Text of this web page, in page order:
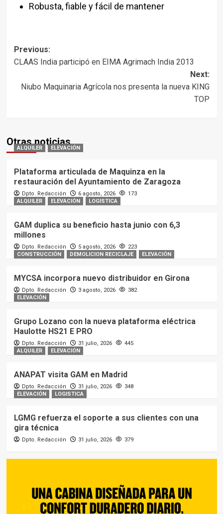
Robusta, fiable y fácil de mantener
Post
navigation
Previous:
CLAAS India participó en EIMA Agrimach India 2013
Next:
Niubo Maquinaria Agrícola nos presenta la nueva KING
TOP
Otras noticias
ALQUILER ELEVACIÓN
Plataforma articulada de Maquinza en la
restauración del Ayuntamiento de Zaragoza
Dpto. Redacción 6 agosto, 2026
173
ALQUILER
ELEVACIÓN LOGISTICA
GAM duplica su beneficio hasta junio con 6,3
millones
Dpto. Redacción 5 agosto, 2026
223
CONSTRUCCIÓN
DEMOLICION RECICLAJE ELEVACIÓN
MYCSA incorpora nuevo distribuidor en Girona
Dpto. Redacción 3 agosto, 2026
382
ELEVACIÓN
Grupo Lozano con la nueva plataforma eléctrica
Haulotte HS21 E PRO
Dpto. Redacción 31 julio, 2026
445
ALQUILER
ELEVACIÓN
ANAPAT visita GAM en Madrid
Dpto. Redacción 31 julio, 2026
348
ELEVACIÓN
LOGISTICA
LGMG refuerza el soporte a sus clientes con una
gira técnica
Dpto. Redacción 31 julio, 2026 379